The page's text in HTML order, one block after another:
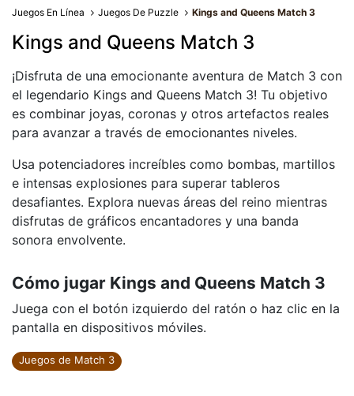
Juegos En Línea Juegos De Puzzle Kings and Queens Match 3
Kings and Queens Match 3
¡Disfruta de una emocionante aventura de Match 3 con
el legendario Kings and Queens Match 3! Tu objetivo
es combinar joyas, coronas y otros artefactos reales
para avanzar a través de emocionantes niveles.
Usa potenciadores increíbles como bombas, martillos
e intensas explosiones para superar tableros
desafiantes. Explora nuevas áreas del reino mientras
disfrutas de gráficos encantadores y una banda
sonora envolvente.
Cómo jugar Kings and Queens Match 3
Juega con el botón izquierdo del ratón o haz clic en la
pantalla en dispositivos móviles.
Juegos de Match 3